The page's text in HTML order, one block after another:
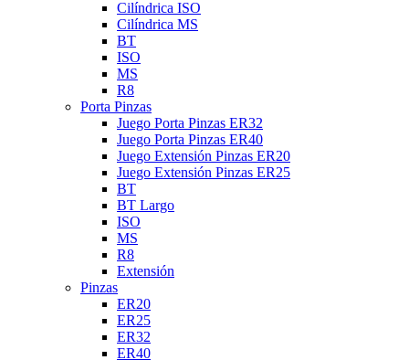
Cilíndrica ISO
Cilíndrica MS
BT
ISO
MS
R8
Porta Pinzas
Juego Porta Pinzas ER32
Juego Porta Pinzas ER40
Juego Extensión Pinzas ER20
Juego Extensión Pinzas ER25
BT
BT Largo
ISO
MS
R8
Extensión
Pinzas
ER20
ER25
ER32
ER40